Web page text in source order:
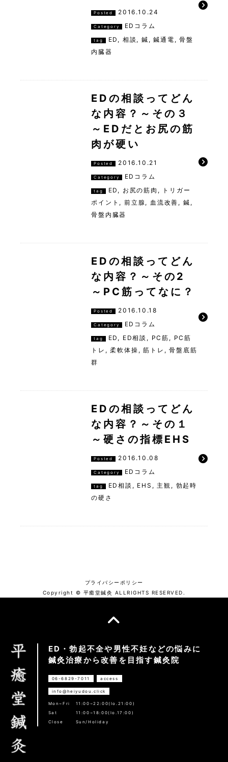
Posted 2016.10.24
Category EDコラム
tag ED , 相談 ,鍼 ,鍼通電 ,骨盤
内臓器
EDの相談ってどん
な内容？～その３
～EDだとお尻の筋
肉が硬い
Posted 2016.10.21
Category EDコラム
tag ED , お尻の筋肉 ,
トリガー
ポイント ,前立腺, 血流改善 , 鍼 ,
骨盤内臓器
EDの相談ってどん
な内容？～その2
～PC筋ってなに？
Posted 2016.10.18
Category EDコラム
tag ED , ED相談 , PC筋 , PC筋
トレ ,柔軟体操 ,筋トレ ,骨盤底筋
群
EDの相談ってどん
な内容？～その１
～硬さの指標EHS
Posted 2016.10.08
Category EDコラム
tag ED相談 , EHS , 主観 , 勃起時
の硬さ
プライバシーポリシー
Copyright © 平癒堂鍼灸 ALLRIGHTS RESERVED.
ED・勃起不全や男性不妊などの悩みに
鍼灸治療から改善を目指す鍼灸院
06-6829-7011 access
info@heiyudou.click
Mon~Fri
11:00~22:00(lo.21:00)
Sat
11:00~18:00(lo.17:00)
Close
Sun/Holiday